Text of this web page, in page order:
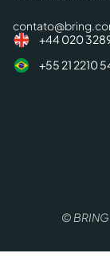
+44 020
+55 21 2210
©